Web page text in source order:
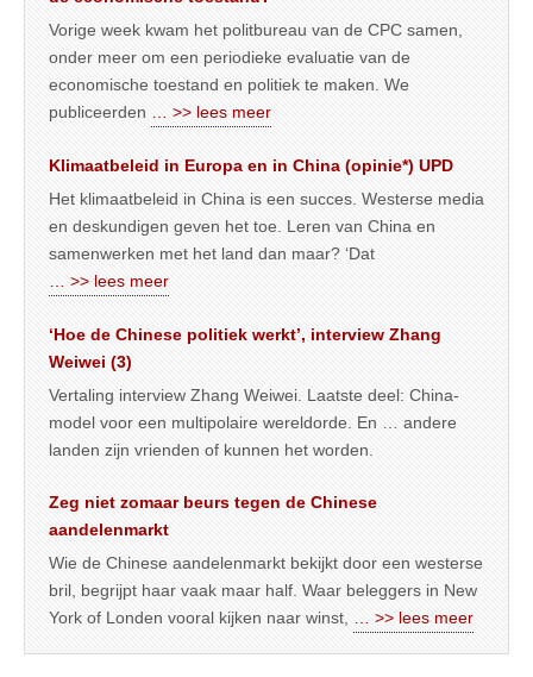
Vorige week kwam het politbureau van de CPC samen,
onder meer om een periodieke evaluatie van de
economische toestand en politiek te maken. We
publiceerden
… >> lees meer
Klimaatbeleid in Europa en in China (opinie*) UPD
Het klimaatbeleid in China is een succes. Westerse media
en deskundigen geven het toe. Leren van China en
samenwerken met het land dan maar? ‘Dat
… >> lees meer
‘Hoe de Chinese politiek werkt’, interview Zhang
Weiwei (3)
Vertaling interview Zhang Weiwei. Laatste deel: China-
model voor een multipolaire wereldorde. En … andere
landen zijn vrienden of kunnen het worden.
Zeg niet zomaar beurs tegen de Chinese
aandelenmarkt
Wie de Chinese aandelenmarkt bekijkt door een westerse
bril, begrijpt haar vaak maar half. Waar beleggers in New
York of Londen vooral kijken naar winst,
… >> lees meer